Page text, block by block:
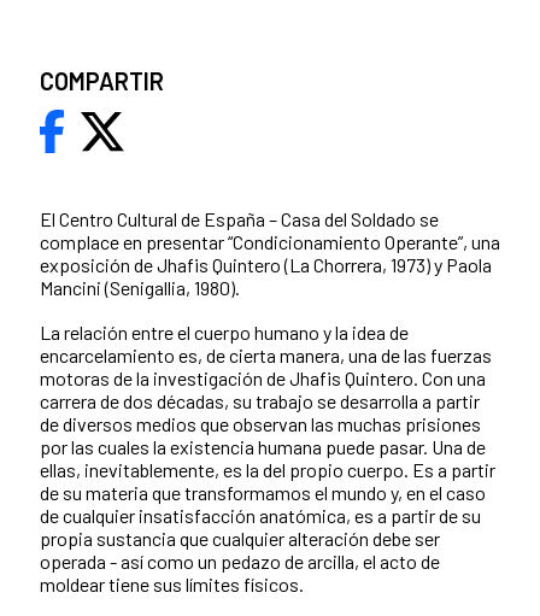
El Centro Cultural de España – Casa del Soldado se
complace en presentar “Condicionamiento Operante”, una
exposición de Jhafis Quintero (La Chorrera, 1973) y Paola
Mancini (Senigallia, 1980).
La relación entre el cuerpo humano y la idea de
encarcelamiento es, de cierta manera, una de las fuerzas
motoras de la investigación de Jhafis Quintero. Con una
carrera de dos décadas, su trabajo se desarrolla a partir
de diversos medios que observan las muchas prisiones
por las cuales la existencia humana puede pasar. Una de
ellas, inevitablemente, es la del propio cuerpo. Es a partir
de su materia que transformamos el mundo y, en el caso
de cualquier insatisfacción anatómica, es a partir de su
propia sustancia que cualquier alteración debe ser
operada - así como un pedazo de arcilla, el acto de
moldear tiene sus límites físicos.
COMPARTIR